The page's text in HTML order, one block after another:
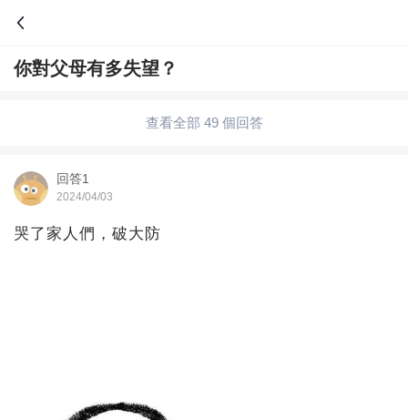
你對父母有多失望？
查看全部 49 個回答
回答1
2024/04/03
哭了家人們，破大防
問答
婚姻情感
影視劇